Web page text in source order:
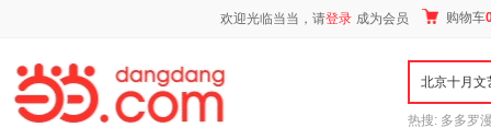
欢迎光临当当，请登录 成为会员 购物车
热搜: 多多罗